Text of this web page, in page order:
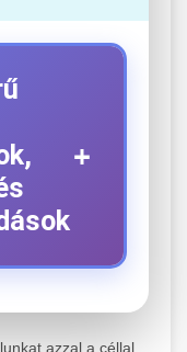
+
+
azzal a céllal